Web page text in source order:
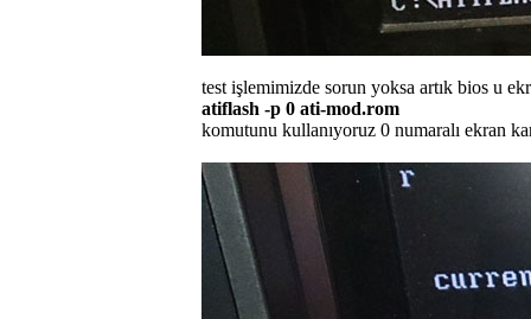
test işlemimizde sorun yoksa artık bios u
atiflash -p 0 ati-mod.rom
komutunu kullanıyoruz 0 numaralı ekran